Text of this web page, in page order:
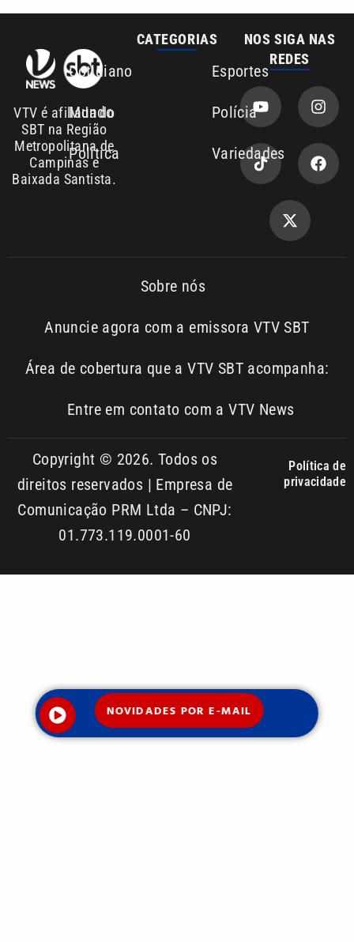
NOVIDADES POR E-MAIL
VTV é afiliada do
SBT na Região
Metropolitana de
Campinas e
Baixada Santista.
CATEGORIAS
Cotidiano Esportes
Mundo Polícia
Política Variedades
NOS SIGA NAS
REDES
Sobre nós
Anuncie agora com a emissora VTV SBT
Área de cobertura que a VTV SBT acompanha:
Entre em contato com a VTV News
Copyright © 2026. Todos os
direitos reservados | Empresa de
Comunicação PRM Ltda – CNPJ:
01.773.119.0001-60
Política de
privacidade